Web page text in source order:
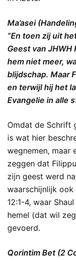
Ma’asei
“En toen zij uit
Geest van
hem niet meer,
blijdschap. Maar
en terwijl hij het
Evangelie in alle
Omdat de Schrift
is wat hier
wegnemen, maar
zeggen dat
zijn geest werd
waarschijnlijk
12:1-4, waar
hemel (dat wil
gevoerd.
Qorintim Bet (2